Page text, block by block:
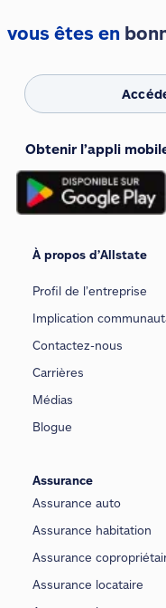
vous êtes en
Obtenir l’appli
À propos d’Allstate
Profil de l’entreprise
Implication
Contactez-nous
Carrières
Médias
Blogue
Assurance
Assurance auto
Assurance habitation
Assurance
Assurance locataire